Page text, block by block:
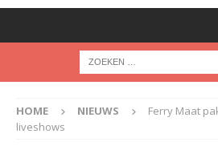
HOME NIEUWS
Ferry Maat
liveshows